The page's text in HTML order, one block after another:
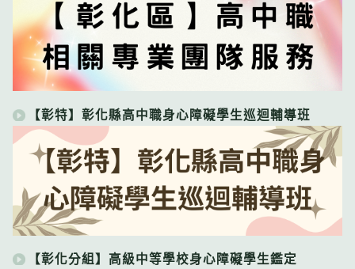
【彰特】彰化縣高中職身心障礙學生巡迴輔導班
【彰化分組】高級中等學校身心障礙學生鑑定